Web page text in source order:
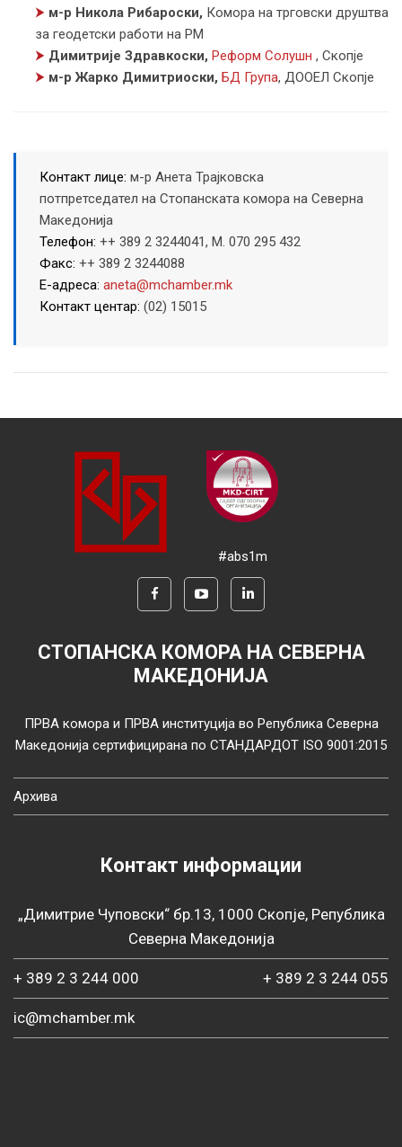
⮞ м-р Никола Рибароски, Комора на трговски друштва
за геодетски работи на РМ
⮞ Димитрије Здравкоски, Реформ Солушн , Скопје
⮞ м-р Жарко Димитриоски, БД Група, ДООЕЛ Скопје
Контакт лице: м-р Анета Трајковска
потпретседател на Стопанската комора на Северна
Македонија
Телефон: ++ 389 2 3244041, M. 070 295 432
Факс: ++ 389 2 3244088
Е-адреса: aneta@mchamber.mk
Контакт центар: (02) 15015
#abs1m
СТОПАНСКА КОМОРА НА СЕВЕРНА
МАКЕДОНИЈА
ПРВА комора и ПРВА институција во Република Северна
Македонија сертифицирана по СТАНДАРДОТ ISO 9001:2015
Архива
Контакт информации
„Димитрие Чуповски“ бр.13, 1000 Скопје, Република
Северна Македонија
+ 389 2 3 244 000 + 389 2 3 244 055
ic@mchamber.mk